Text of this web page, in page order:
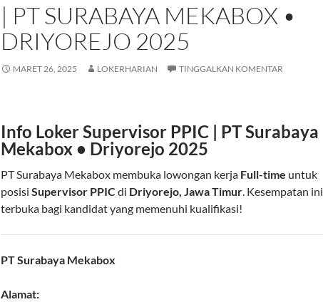
| PT SURABAYA MEKABOX •
DRIYOREJO 2025
MARET 26, 2025 LOKERHARIAN TINGGALKAN KOMENTAR
Info Loker Supervisor PPIC | PT Surabaya
Mekabox • Driyorejo 2025
PT Surabaya Mekabox membuka lowongan kerja Full-time untuk
posisi Supervisor PPIC di Driyorejo, Jawa Timur. Kesempatan ini
terbuka bagi kandidat yang memenuhi kualifikasi!
PT Surabaya Mekabox
Alamat: